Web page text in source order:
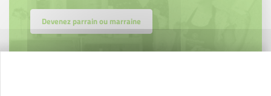
Devenez parrain ou marraine